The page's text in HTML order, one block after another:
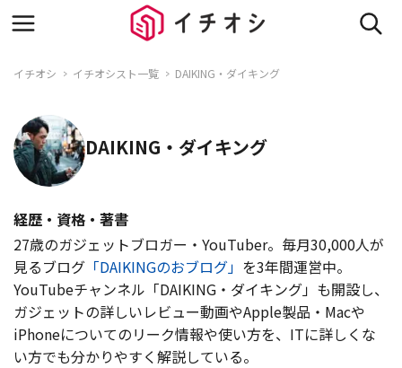
イチオシ イチオシスト一覧 DAIKING・ダイキング
DAIKING・ダイキング
経歴・資格・著書
27歳のガジェットブロガー・YouTuber。毎月30,000人が
見るブログ 「DAIKINGのおブログ」 を3年間運営中。
YouTubeチャンネル「DAIKING・ダイキング」も開設し、
ガジェットの詳しいレビュー動画やApple製品・Macや
iPhoneについてのリーク情報や使い方を、ITに詳しくな
い方でも分かりやすく解説している。